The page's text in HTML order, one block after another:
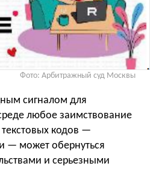
Фото: Арбитражный суд Москвы
сигналом для
любое заимствование
кодов —
— может обернуться
и серьезными